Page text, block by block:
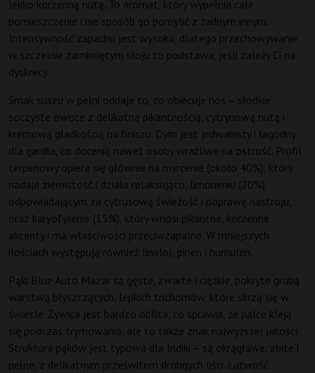
lekko korzenną nutą. To aromat, który wypełnia całe
pomieszczenie i nie sposób go pomylić z żadnym innym.
Intensywność zapachu jest wysoka, dlatego przechowywanie
w szczelnie zamkniętym słoju to podstawa, jeśli zależy Ci na
dyskrecji.
Smak suszu w pełni oddaje to, co obiecuje nos – słodkie,
soczyste owoce z delikatną pikantnością, cytrynową nutą i
kremową gładkością na finiszu. Dym jest jedwabisty i łagodny
dla gardła, co docenią nawet osoby wrażliwe na ostrość. Profil
terpenowy opiera się głównie na myrcenie (około 40%), który
nadaje ziemistość i działa relaksująco, limoneniu (20%)
odpowiadającym za cytrusową świeżość i poprawę nastroju,
oraz karyofylenie (15%), który wnosi pikantne, korzenne
akcenty i ma właściwości przeciwzapalne. W mniejszych
ilościach występują również linalol, pinen i humulen.
Pąki Blue Auto Mazar są gęste, zwarte i ciężkie, pokryte grubą
warstwą błyszczących, lepkich trichomów, które skrzą się w
świetle. Żywica jest bardzo obfita, co sprawia, że palce kleją
się podczas trymowania, ale to także znak najwyższej jakości.
Struktura pąków jest typowa dla Indiki – są okrągławe, zbite i
pełne, z delikatnym prześwitem drobnych liści. Łatwość